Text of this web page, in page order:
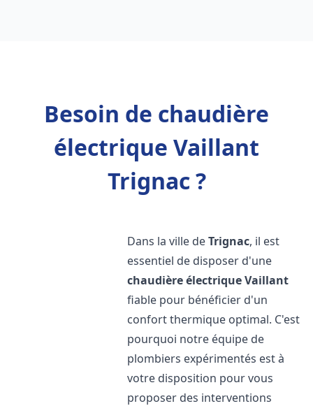
Besoin de chaudière
électrique Vaillant
Trignac ?
Dans la ville deTrignac, il est
essentiel de disposer d'une
chaudière électrique Vaillant
fiable pour bénéficier d'un
confort thermique optimal. C'est
pourquoi notre équipe de
plombiers expérimentés est à
votre disposition pour vous
proposer des interventions